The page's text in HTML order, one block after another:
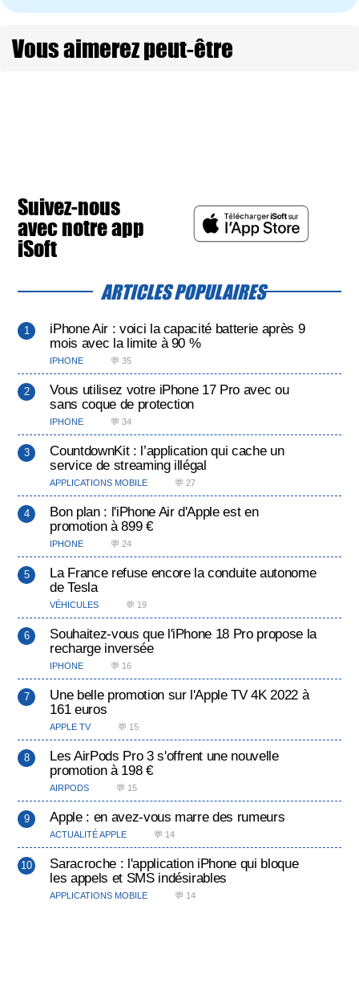
Vous aimerez peut-être
Suivez-nous
avec notre app
iSoft
ARTICLES POPULAIRES
iPhone Air : voici la capacité batterie après 9
mois avec la limite à 90 %
IPHONE 💬 35
Vous utilisez votre iPhone 17 Pro avec ou
sans coque de protection
IPHONE 💬 34
CountdownKit : l’application qui cache un
service de streaming illégal
APPLICATIONS MOBILE 💬 27
Bon plan : l'iPhone Air d'Apple est en
promotion à 899 €
IPHONE 💬 24
La France refuse encore la conduite autonome
de Tesla
VÉHICULES 💬 19
Souhaitez-vous que l'iPhone 18 Pro propose la
recharge inversée
IPHONE 💬 16
Une belle promotion sur l'Apple TV 4K 2022 à
161 euros
APPLE TV 💬 15
Les AirPods Pro 3 s'offrent une nouvelle
promotion à 198 €
AIRPODS 💬 15
Apple : en avez-vous marre des rumeurs
ACTUALITÉ APPLE 💬 14
Saracroche : l'application iPhone qui bloque
les appels et SMS indésirables
APPLICATIONS MOBILE 💬 14